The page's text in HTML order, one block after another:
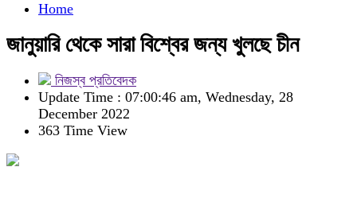
Home
জানুয়ারি থেকে সারা বিশ্বের জন্য খুলছে চীন
নিজস্ব প্রতিবেদক
Update Time : 07:00:46 am, Wednesday, 28
December 2022
363 Time View